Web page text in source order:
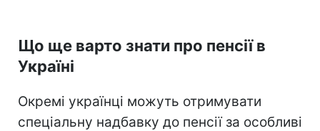
Що ще варто знати про пенсії в
Україні
Окремі українці можуть отримувати
спеціальну надбавку до пенсії за особливі